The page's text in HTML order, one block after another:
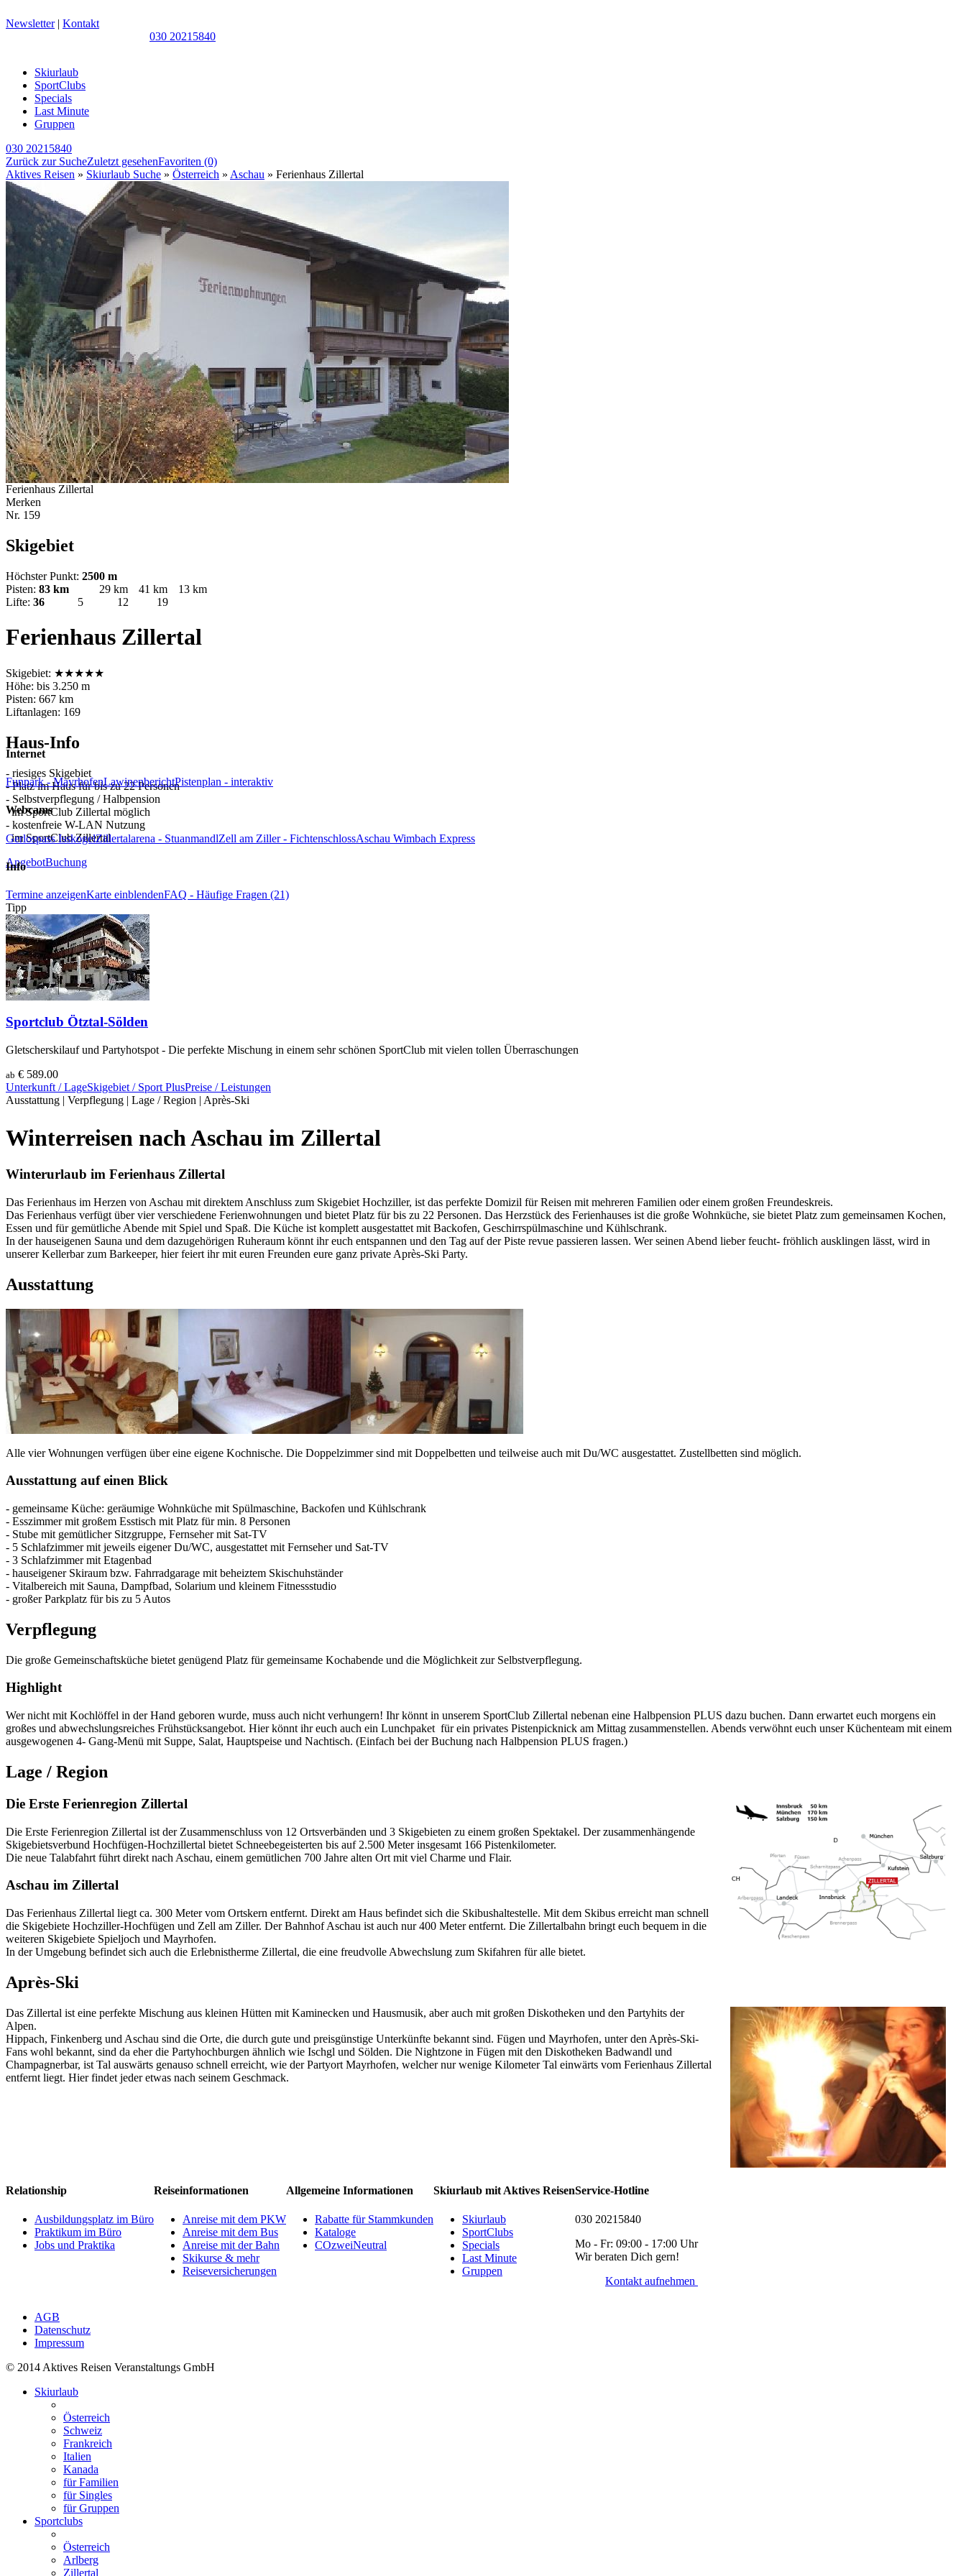
Newsletter| Kontakt
030 20215840
Skiurlaub
SportClubs
Specials
Last Minute
Gruppen
030 20215840
Zurück zur SucheZuletzt gesehenFavoriten (0)
Aktives Reisen » Skiurlaub Suche » Österreich » Aschau » Ferienhaus Zillertal
Ferienhaus Zillertal
Merken
Nr. 159
Skigebiet
Höchster Punkt: 2500 m
Pisten: 83 km 29 km 41 km
13 km
Lifte: 36 5 12 19
Ferienhaus Zillertal
Skigebiet: ★★★★★
Höhe: bis 3.250 m
Pisten: 667 km
Liftanlagen: 169
Haus-Info
- riesiges Skigebiet
- Platz im Haus für bis zu 22 Personen
- Selbstverpflegung / Halbpension
im SportClub Zillertal möglich
- kostenfreie W-LAN Nutzung
im SportClub Zillertal
AngebotBuchung
Internet
Funpark - MayrhofenLawinenberichtPistenplan - interaktiv
Webcams
Gerlospass IsskogelZillertalarena - StuanmandlZell am Ziller - FichtenschlossAschau Wimbach Express
Info
Termine anzeigenKarte einblendenFAQ - Häufige Fragen (21)
Tipp
Sportclub Ötztal-Sölden
Gletscherskilauf und Partyhotspot - Die perfekte Mischung in einem sehr schönen SportClub mit vielen tollen Überraschungen
ab € 589.00
Unterkunft / LageSkigebiet / Sport PlusPreise / Leistungen
Ausstattung | Verpflegung | Lage / Region | Après-Ski
Winterreisen nach Aschau im Zillertal
Winterurlaub im Ferienhaus Zillertal
Das Ferienhaus im Herzen von Aschau mit direktem Anschluss zum Skigebiet Hochziller, ist das perfekte Domizil für Reisen mit mehreren Familien oder einem großen Freundeskreis.
Das Ferienhaus verfügt über vier verschiedene Ferienwohnungen und bietet Platz für bis zu 22 Personen. Das Herzstück des Ferienhauses ist die große Wohnküche, sie bietet Platz zum gemeinsamen Kochen,
Essen und für gemütliche Abende mit Spiel und Spaß. Die Küche ist komplett ausgestattet mit Backofen, Geschirrspülmaschine und Kühlschrank.
In der hauseigenen Sauna und dem dazugehörigen Ruheraum könnt ihr euch entspannen und den Tag auf der Piste revue passieren lassen. Wer seinen Abend lieber feucht- fröhlich ausklingen lässt, wird in
unserer Kellerbar zum Barkeeper, hier feiert ihr mit euren Freunden eure ganz private Après-Ski Party.
Ausstattung
Alle vier Wohnungen verfügen über eine eigene Kochnische. Die Doppelzimmer sind mit Doppelbetten und teilweise auch mit Du/WC ausgestattet. Zustellbetten sind möglich.
Ausstattung auf einen Blick
- gemeinsame Küche: geräumige Wohnküche mit Spülmaschine, Backofen und Kühlschrank
- Esszimmer mit großem Esstisch mit Platz für min. 8 Personen
- Stube mit gemütlicher Sitzgruppe, Fernseher mit Sat-TV
- 5 Schlafzimmer mit jeweils eigener Du/WC, ausgestattet mit Fernseher und Sat-TV
- 3 Schlafzimmer mit Etagenbad
- hauseigener Skiraum bzw. Fahrradgarage mit beheiztem Skischuhständer
- Vitalbereich mit Sauna, Dampfbad, Solarium und kleinem Fitnessstudio
- großer Parkplatz für bis zu 5 Autos
Verpflegung
Die große Gemeinschaftsküche bietet genügend Platz für gemeinsame Kochabende und die Möglichkeit zur Selbstverpflegung.
Highlight
Wer nicht mit Kochlöffel in der Hand geboren wurde, muss auch nicht verhungern! Ihr könnt in unserem SportClub Zillertal nebenan eine Halbpension PLUS dazu buchen. Dann erwartet euch morgens ein
großes und abwechslungsreiches Frühstücksangebot. Hier könnt ihr euch auch ein Lunchpaket für ein privates Pistenpicknick am Mittag zusammenstellen. Abends verwöhnt euch unser Küchenteam mit einem
ausgewogenen 4- Gang-Menü mit Suppe, Salat, Hauptspeise und Nachtisch. (Einfach bei der Buchung nach Halbpension PLUS fragen.)
Lage / Region
Die Erste Ferienregion Zillertal
Die Erste Ferienregion Zillertal ist der Zusammenschluss von 12 Ortsverbänden und 3 Skigebieten zu einem großen Spektakel. Der zusammenhängende
Skigebietsverbund Hochfügen-Hochzillertal bietet Schneebegeisterten bis auf 2.500 Meter insgesamt 166 Pistenkilometer.
Die neue Talabfahrt führt direkt nach Aschau, einem gemütlichen 700 Jahre alten Ort mit viel Charme und Flair.
Aschau im Zillertal
Das Ferienhaus Zillertal liegt ca. 300 Meter vom Ortskern entfernt. Direkt am Haus befindet sich die Skibushaltestelle. Mit dem Skibus erreicht man schnell
die Skigebiete Hochziller-Hochfügen und Zell am Ziller. Der Bahnhof Aschau ist auch nur 400 Meter entfernt. Die Zillertalbahn bringt euch bequem in die
weiteren Skigebiete Spieljoch und Mayrhofen.
In der Umgebung befindet sich auch die Erlebnistherme Zillertal, die eine freudvolle Abwechslung zum Skifahren für alle bietet.
Après-Ski
Das Zillertal ist eine perfekte Mischung aus kleinen Hütten mit Kaminecken und Hausmusik, aber auch mit großen Diskotheken und den Partyhits der
Alpen.
Hippach, Finkenberg und Aschau sind die Orte, die durch gute und preisgünstige Unterkünfte bekannt sind. Fügen und Mayrhofen, unter den Après-Ski-
Fans wohl bekannt, sind da eher die Partyhochburgen ähnlich wie Ischgl und Sölden. Die Nightzone in Fügen mit den Diskotheken Badwandl und
Champagnerbar, ist Tal auswärts genauso schnell erreicht, wie der Partyort Mayrhofen, welcher nur wenige Kilometer Tal einwärts vom Ferienhaus Zillertal
entfernt liegt. Hier findet jeder etwas nach seinem Geschmack.
Relationship
Ausbildungsplatz im Büro
Praktikum im Büro
Jobs und Praktika
Reiseinformationen
Anreise mit dem PKW
Anreise mit dem Bus
Anreise mit der Bahn
Skikurse & mehr
Reiseversicherungen
Allgemeine Informationen
Rabatte für Stammkunden
Kataloge
COzweiNeutral
Skiurlaub mit Aktives Reisen
Skiurlaub
SportClubs
Specials
Last Minute
Gruppen
Service-Hotline
030 20215840
Mo - Fr: 09:00 - 17:00 Uhr
Wir beraten Dich gern!
Kontakt aufnehmen
AGB
Datenschutz
Impressum
© 2014 Aktives Reisen Veranstaltungs GmbH
Skiurlaub
Österreich
Schweiz
Frankreich
Italien
Kanada
für Familien
für Singles
für Gruppen
Sportclubs
Österreich
Arlberg
Zillertal